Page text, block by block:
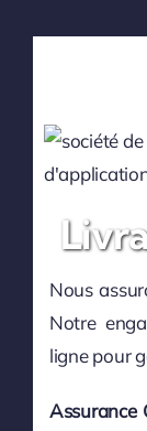
Nous
Notre
ligne pour
Assurance